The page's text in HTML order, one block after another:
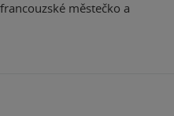
městečko a